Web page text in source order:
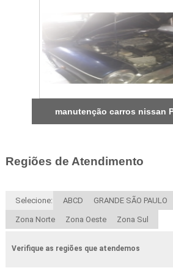
manutenção carros nissan
Regiões de Atendimento
Selecione: ABCD GRANDE SÃO PAULO
Zona Norte Zona Oeste Zona Sul
Verifique as regiões que atendemos